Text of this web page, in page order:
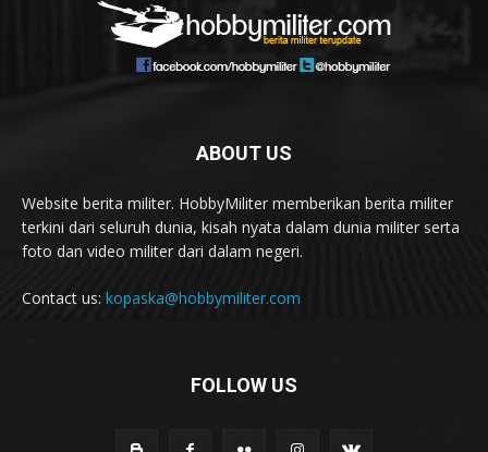
ABOUT US
Website berita militer. HobbyMiliter memberikan berita militer
terkini dari seluruh dunia, kisah nyata dalam dunia militer serta
foto dan video militer dari dalam negeri.
Contact us: kopaska@hobbymiliter.com
FOLLOW US